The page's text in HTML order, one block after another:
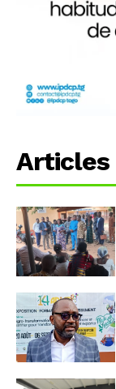
Articles